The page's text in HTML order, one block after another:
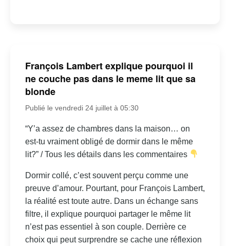
François Lambert explique pourquoi il
ne couche pas dans le meme lit que sa
blonde
Publié le vendredi 24 juillet à 05:30
“Y’a assez de chambres dans la maison… on
est-tu vraiment obligé de dormir dans le même
lit?” / Tous les détails dans les commentaires
Dormir collé, c’est souvent perçu comme une
preuve d’amour. Pourtant, pour François Lambert,
la réalité est toute autre. Dans un échange sans
filtre, il explique pourquoi partager le même lit
n’est pas essentiel à son couple. Derrière ce
choix qui peut surprendre se cache une réflexion